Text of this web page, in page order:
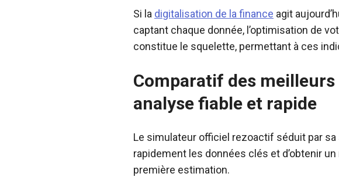
Si la digitalisation de la finance agit
captant chaque donnée, l’optimisation de
constitue le squelette, permettant à ces
Comparatif des
analyse fiable et rapide
Le simulateur officiel rezoactif séduit par
rapidement les données clés et d’obtenir
première estimation.